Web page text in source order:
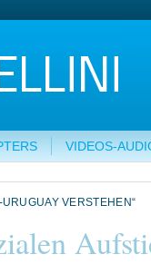
VIDEOS-
VERSTEHEN“